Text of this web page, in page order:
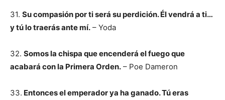
31. Su compasión por ti será su perdición. Él vendrá a ti…
y tú lo traerás ante mí. – Yoda
32. Somos la chispa que encenderá el fuego que
acabará con la Primera Orden. – Poe Dameron
33. Entonces el emperador ya ha ganado. Tú eras